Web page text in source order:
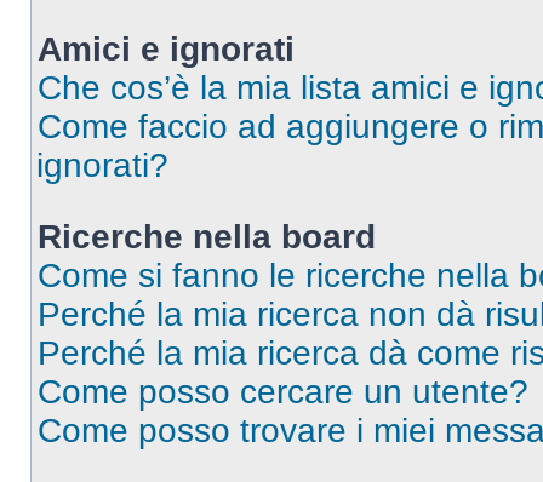
Amici e ignorati
Che cos’è la mia lista amici e
Come faccio ad aggiungere o
ignorati?
Ricerche nella board
Come si fanno le ricerche nella
Perché la mia ricerca non dà
Perché la mia ricerca dà come
Come posso cercare un utente?
Come posso trovare i miei